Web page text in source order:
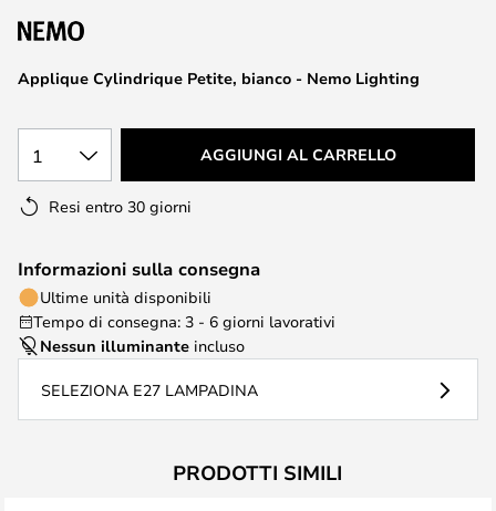
immagini
Applique Cylindrique Petite, bianco - Nemo Lighting
1 AGGIUNGI AL CARRELLO
Resi entro 30 giorni
Informazioni sulla consegna
Ultime unità disponibili
Tempo di consegna: 3 - 6 giorni lavorativi
Nessun illuminante incluso
SELEZIONA E27 LAMPADINA
PRODOTTI SIMILI